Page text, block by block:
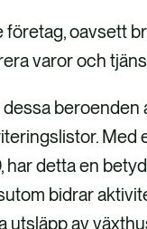
företag, oavsett
varor och
beroenden
Med
har detta en
bidrar
utsläpp av